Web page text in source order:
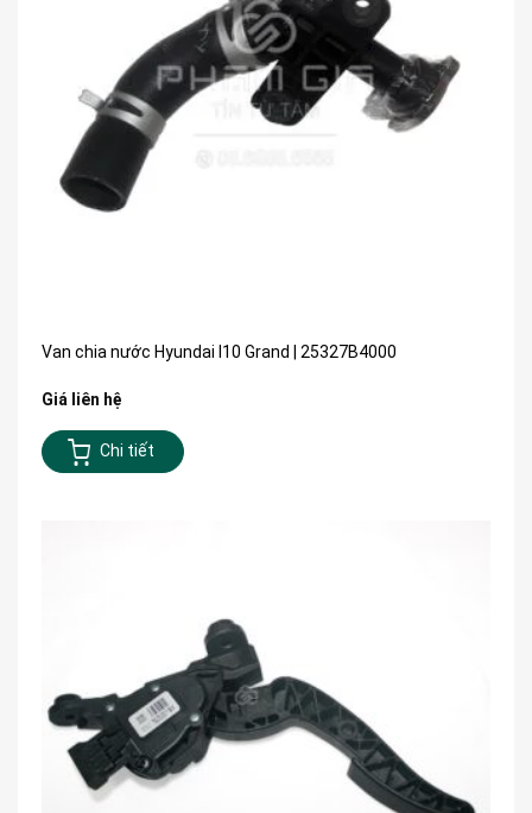
Van chia nước Hyundai I10 Grand | 25327B4000
Giá liên hệ
Chi tiết